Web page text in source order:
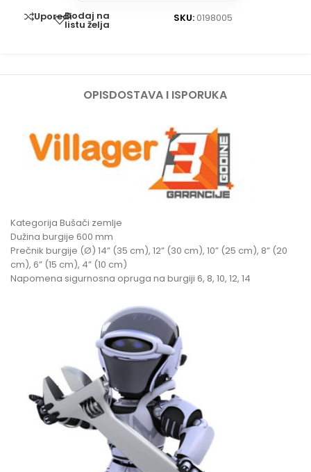
UporediDodaj na
listu želja
SKU: 0198005
OPISDOSTAVA I ISPORUKA
Kategorija Bušači zemlje
Dužina burgije 600 mm
Prečnik burgije (Ø) 14” (35 cm), 12” (30 cm), 10” (25 cm), 8” (20
cm), 6” (15 cm), 4” (10 cm)
Napomena sigurnosna opruga na burgiji 6, 8, 10, 12, 14